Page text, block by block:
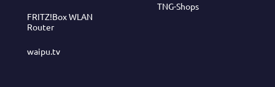
FRITZ!Box WLAN
Router
waipu.tv
TNG-Shops